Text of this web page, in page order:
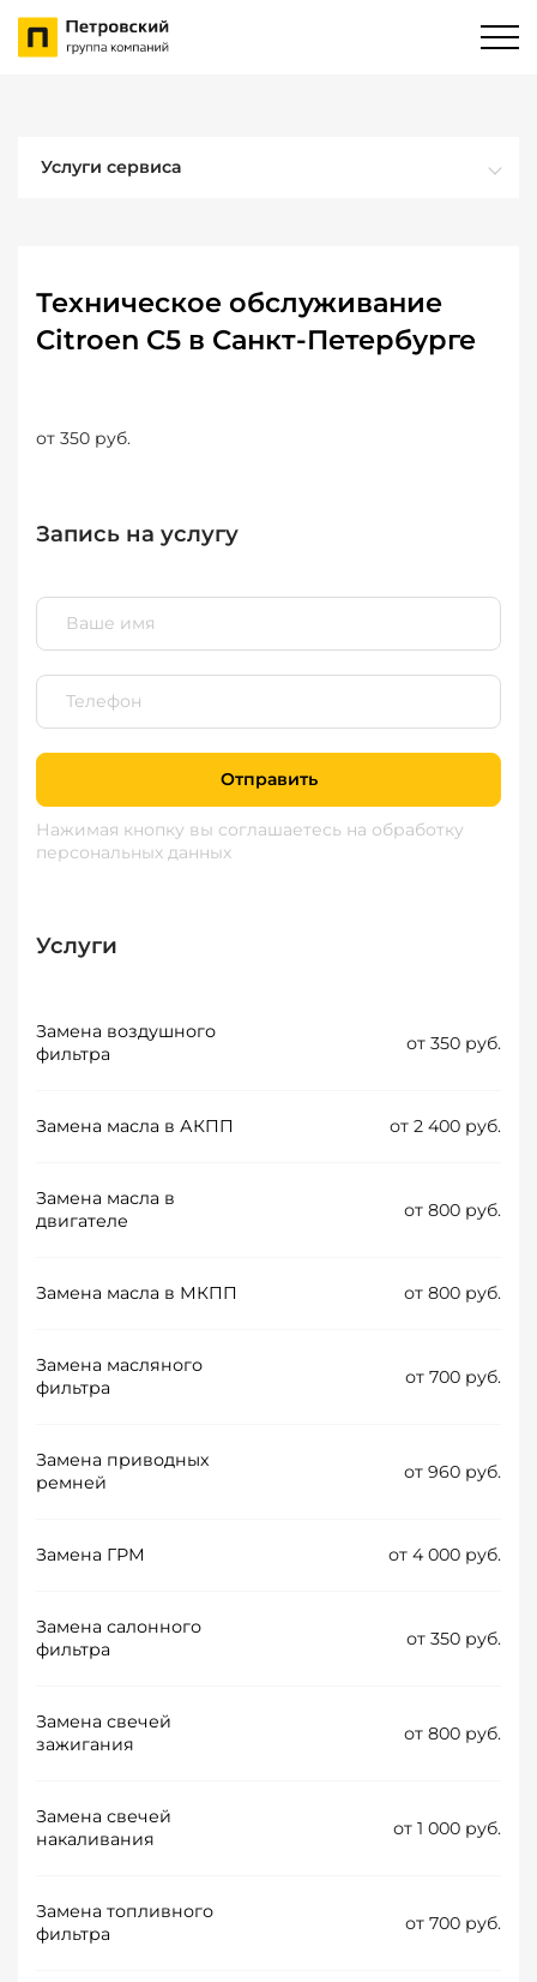
Услуги сервиса
Техническое обслуживание
Citroen C5 в Санкт-Петербурге
от 350 руб.
Запись на услугу
Отправить
Нажимая кнопку вы соглашаетесь на обработку
персональных данных
Услуги
Замена воздушного
фильтра
от 350 руб.
Замена масла в АКПП от 2 400 руб.
Замена масла в
двигателе
от 800 руб.
Замена масла в МКПП от 800 руб.
Замена масляного
фильтра
от 700 руб.
Замена приводных
ремней
от 960 руб.
Замена ГРМ от 4 000 руб.
Замена салонного
фильтра
от 350 руб.
Замена свечей
зажигания
от 800 руб.
Замена свечей
накаливания
от 1 000 руб.
Замена топливного
фильтра
от 700 руб.